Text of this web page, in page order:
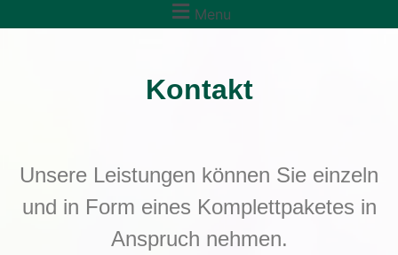
Menu
Kontakt
Unsere Leistungen können Sie einzeln
und in Form eines Komplettpaketes in
Anspruch nehmen.